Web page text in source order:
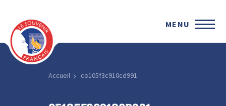
MENU
Accueil ce105f3c910cd991